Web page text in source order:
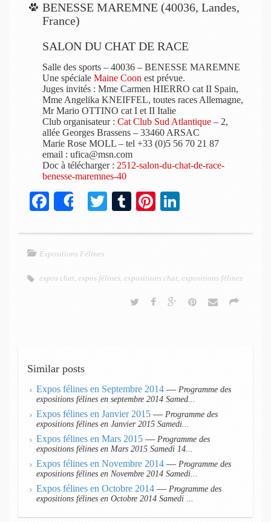
BENESSE MAREMNE (40036, Landes,
France)
SALON DU CHAT DE RACE
Salle des sports – 40036 – BENESSE MAREMNE
Une spéciale Maine Coon est prévue.
Juges invités : Mme Carmen HIERRO cat II Spain,
Mme Angelika KNEIFFEL, toutes races Allemagne,
Mr Mario OTTINO cat I et II Italie
Club organisateur : Cat Club Sud Atlantique – 2,
allée Georges Brassens – 33460 ARSAC
Marie Rose MOLL – tel +33 (0)5 56 70 21 87
email : ufica@msn.com
Doc à télécharger : 2512-salon-du-chat-de-race-
benesse-maremnes-40
Fa
bo
ok
Share
T
tte
T
m
r
Pi
er
t
ed
Expositions Félines
expos chat, expos félines, expositions chat, expositions félines
Similar posts
Expos félines en Septembre 2014 — Programme des
expositions félines en septembre 2014 Samed...
Expos félines en Janvier 2015 — Programme des
expositions félines en Janvier 2015 Samedi...
Expos félines en Mars 2015 — Programme des
expositions félines en Mars 2015 Samedi 14...
Expos félines en Novembre 2014 — Programme des
expositions félines en Novembre 2014 Samedi...
Expos félines en Octobre 2014 — Programme des
expositions félines en Octobre 2014 Samedi ...